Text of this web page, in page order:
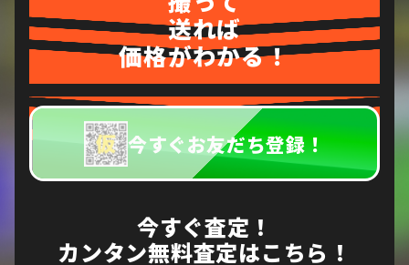
送れば
価格がわかる！
今すぐお友だち登録！
今すぐ査定！
カンタン無料査定はこちら！